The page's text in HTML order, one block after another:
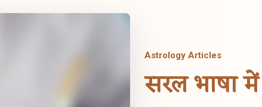
Astrology Articles
सरल भाषा